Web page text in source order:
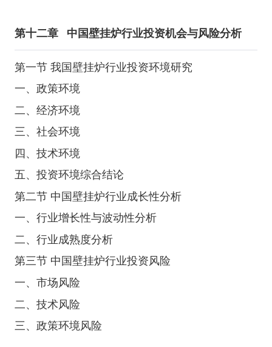
第十二章 中国壁挂炉行业投资机会与风险分析
第一节 我国壁挂炉行业投资环境研究
一、政策环境
二、经济环境
三、社会环境
四、技术环境
五、投资环境综合结论
第二节 中国壁挂炉行业成长性分析
一、行业增长性与波动性分析
二、行业成熟度分析
第三节 中国壁挂炉行业投资风险
一、市场风险
二、技术风险
三、政策环境风险